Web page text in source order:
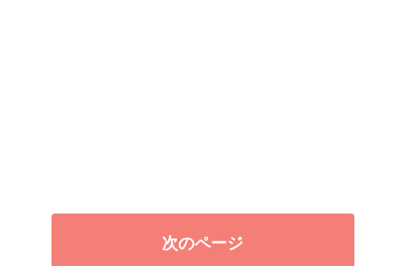
次のページ